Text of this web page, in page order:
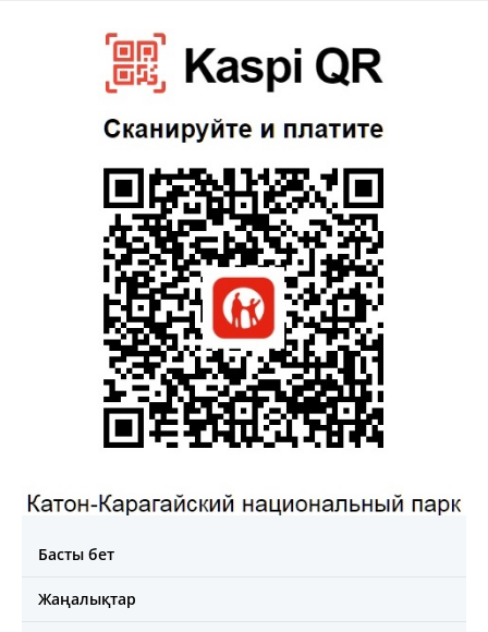
Басты бет
Жаңалықтар